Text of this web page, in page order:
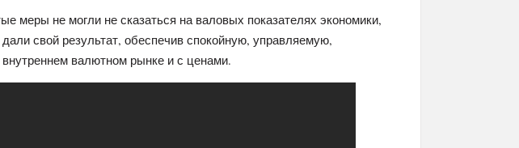
меры не могли не сказаться на валовых показателях экономики,
свой результат, обеспечив спокойную, управляемую,
валютном рынке и с ценами.